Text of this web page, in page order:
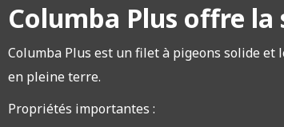
Columba Plus offre la
Columba Plus est un filet à pigeons solide
en pleine terre.
Propriétés importantes :